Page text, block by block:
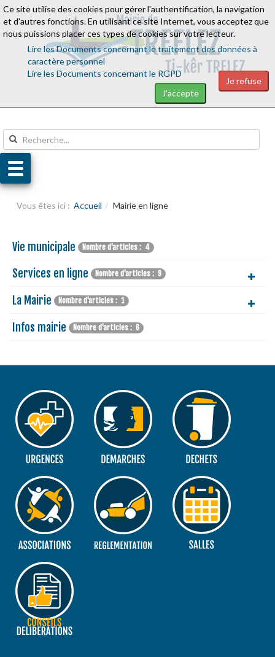
Aller au contenu Aller au menu
Vous êtes ici : Accueil Mairie en ligne
Vie municipale Nombre d'articles : 4
Services en ligne Nombre d'articles : 9
La Mairie Nombre d'articles : 1
Infos mairie Nombre d'articles : 6
Ce site utilise des cookies pour gérer l'authentification, la navigation
et d'autres fonctions. En utilisant ce site Internet, vous acceptez que
nous puissions placer ces types de cookies sur votre lecteur.
Lire les Documents concernant le traitement des données à
caractère personnel
Lire les Documents concernant le RGPD
Je refuse
J'accepte